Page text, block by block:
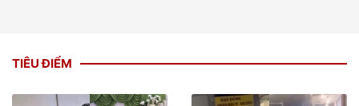
TIÊU ĐIỂM